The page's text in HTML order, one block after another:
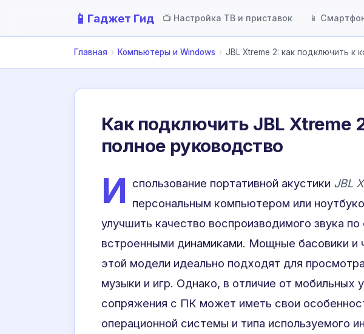
📱 Гаджет Гид 📺 Настройка ТВ и приставок 📱
Главная › Компьютеры и Windows › JBL Xtreme 2: как подключить к
Как подключить JBL Xtreme
полное руководство
И спользование портативной акустики JBL
персональным компьютером или
улучшить качество воспроизводимого звука
встроенными динамиками. Мощные басовики и
этой модели идеально подходят для
музыки и игр. Однако, в отличие от мобильных
сопряжения с ПК может иметь свои
операционной системы и типа используемого